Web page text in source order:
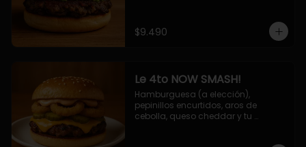
$9.490
Le 4to NOW SMASH!
Hamburguesa (a elección),
pepinillos encurtidos, aros de
cebolla, queso cheddar y tu